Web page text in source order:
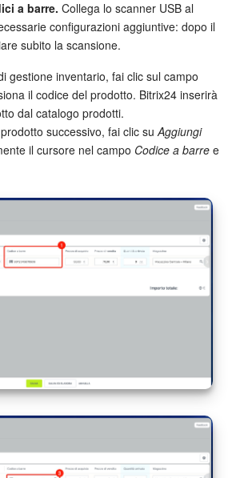
a barre. Collega lo scanner USB al
configurazioni aggiuntive: dopo il
subito la scansione.
gestione inventario, fai clic sul campo
il codice del prodotto. Bitrix24 inserirà
dal catalogo prodotti.
successivo, fai clic suAggiungi
il cursore nel campo Codice a barre e